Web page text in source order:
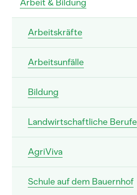
Arbeit & Bildung
Arbeitskräfte
Arbeitsunfälle
Bildung
Landwirtschaftliche Berufe
AgriViva
Schule auf dem Bauernhof